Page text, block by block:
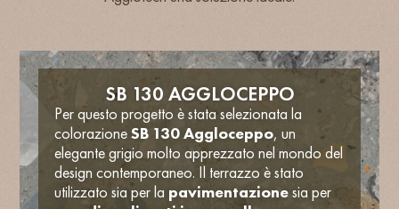
SB 130 AGGLOCEPPO
Per questo progetto è stata selezionata la
colorazioneSB 130 Aggloceppo, un
elegante grigio molto apprezzato nel mondo del
design contemporaneo. Il terrazzo è stato
utilizzato sia per la pavimentazionesia per